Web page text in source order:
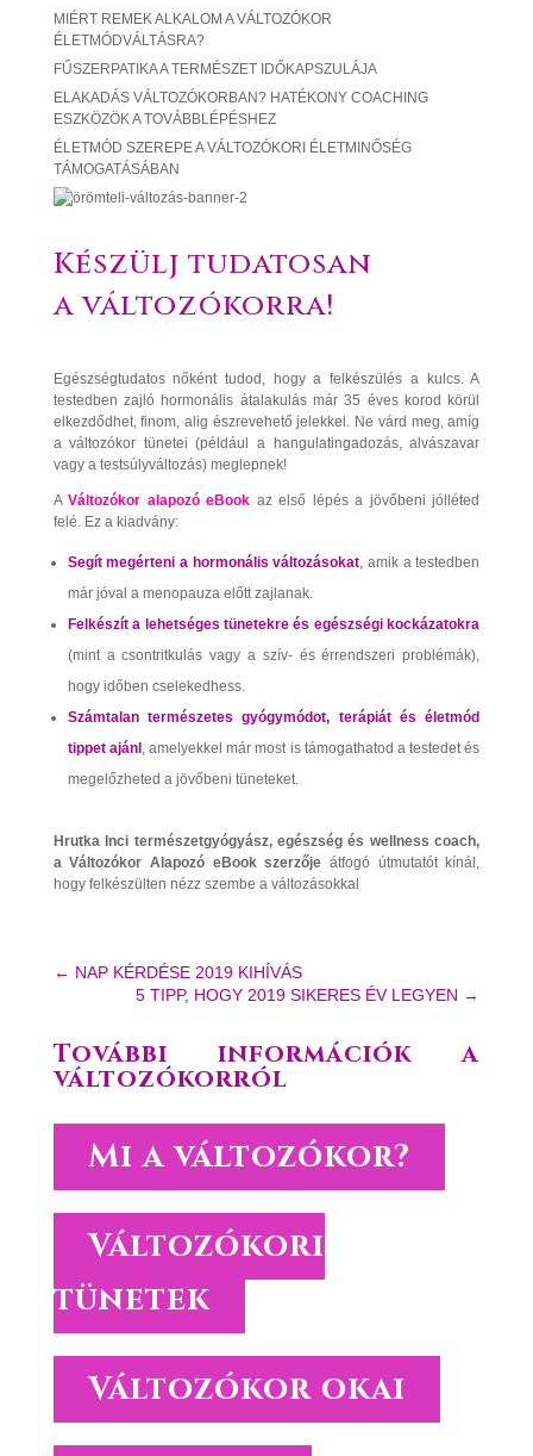
MIÉRT REMEK ALKALOM A VÁLTOZÓKOR
ÉLETMÓDVÁLTÁSRA?
FŰSZERPATIKA A TERMÉSZET IDŐKAPSZULÁJA
ELAKADÁS VÁLTOZÓKORBAN? HATÉKONY COACHING
ESZKÖZÖK A TOVÁBBLÉPÉSHEZ
ÉLETMÓD SZEREPE A VÁLTOZÓKORI ÉLETMINŐSÉG
TÁMOGATÁSÁBAN
Készülj tudatosan
a változókorra!
Egészségtudatos nőként tudod, hogy a felkészülés a kulcs. A
testedben zajló hormonális átalakulás már 35 éves korod körül
elkezdődhet, finom, alig észrevehető jelekkel. Ne várd meg, amíg
a változókor tünetei (például a hangulatingadozás, alvászavar
vagy a testsúlyváltozás) meglepnek!
AVáltozókor alapozó eBook az első lépés a jövőbeni jólléted
felé. Ez a kiadvány:
Segít megérteni a hormonális változásokat, amik a testedben
már jóval a menopauza előtt zajlanak.
Felkészít a lehetséges tünetekre és egészségi kockázatokra
(mint a csontritkulás vagy a szív- és érrendszeri problémák),
hogy időben cselekedhess.
Számtalan természetes gyógymódot, terápiát és életmód
tippet ajánl , amelyekkel már most is támogathatod a testedet és
megelőzheted a jövőbeni tüneteket.
Hrutka Inci természetgyógyász, egészség és wellness coach,
a Változókor Alapozó eBook szerzője átfogó útmutatót kínál,
hogy felkészülten nézz szembe a változásokkal
← NAP KÉRDÉSE 2019 KIHÍVÁS
5 TIPP, HOGY 2019 SIKERES ÉV LEGYEN →
További információk a
változókorról
Mi a változókor?
Változókori
tünetek
Változókor okai